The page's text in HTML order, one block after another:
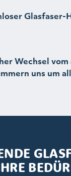
Glasfaser-
Wechsel
uns um